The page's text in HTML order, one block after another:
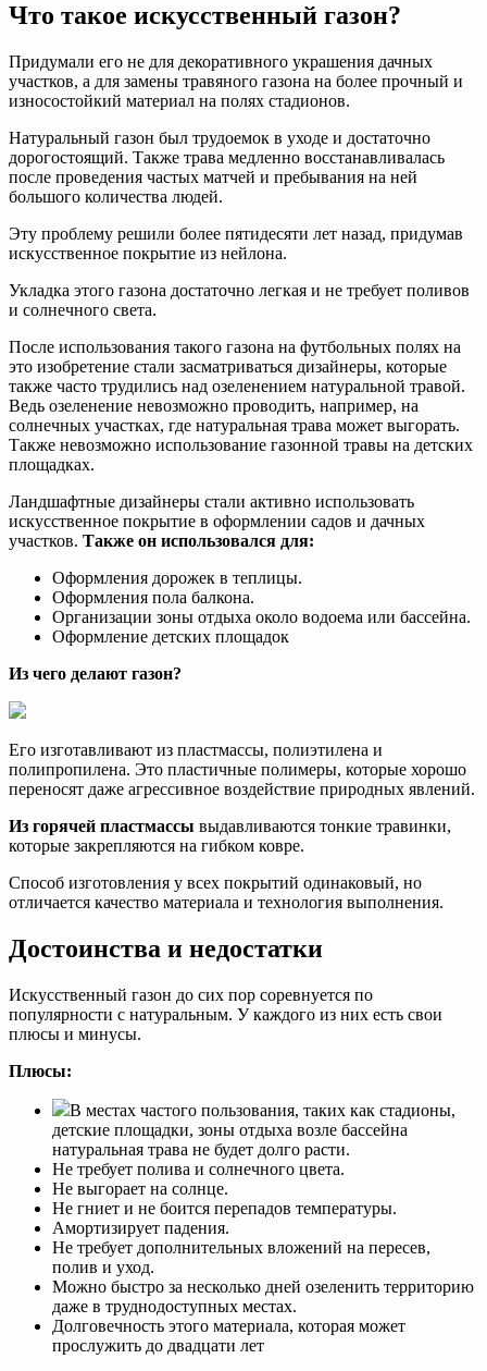
Что такое искусственный газон?
Придумали его не для декоративного украшения дачных
участков, а для замены травяного газона на более прочный и
износостойкий материал на полях стадионов.
Натуральный газон был трудоемок в уходе и достаточно
дорогостоящий. Также трава медленно восстанавливалась
после проведения частых матчей и пребывания на ней
большого количества людей.
Эту проблему решили более пятидесяти лет назад, придумав
искусственное покрытие из нейлона.
Укладка этого газона достаточно легкая и не требует поливов
и солнечного света.
После использования такого газона на футбольных полях на
это изобретение стали засматриваться дизайнеры, которые
также часто трудились над озеленением натуральной травой.
Ведь озеленение невозможно проводить, например, на
солнечных участках, где натуральная трава может выгорать.
Также невозможно использование газонной травы на детских
площадках.
Ландшафтные дизайнеры стали активно использовать
искусственное покрытие в оформлении садов и дачных
участков. Также он использовался для:
Оформления дорожек в теплицы.
Оформления пола балкона.
Организации зоны отдыха около водоема или бассейна.
Оформление детских площадок
Из чего делают газон?
Его изготавливают из пластмассы, полиэтилена и
полипропилена. Это пластичные полимеры, которые хорошо
переносят даже агрессивное воздействие природных явлений.
Из горячей пластмассы выдавливаются тонкие травинки,
которые закрепляются на гибком ковре.
Способ изготовления у всех покрытий одинаковый, но
отличается качество материала и технология выполнения.
Достоинства и недостатки
Искусственный газон до сих пор соревнуется по
популярности с натуральным. У каждого из них есть свои
плюсы и минусы.
Плюсы:
В местах частого пользования, таких как стадионы,
детские площадки, зоны отдыха возле бассейна
натуральная трава не будет долго расти.
Не требует полива и солнечного цвета.
Не выгорает на солнце.
Не гниет и не боится перепадов температуры.
Амортизирует падения.
Не требует дополнительных вложений на пересев,
полив и уход.
Можно быстро за несколько дней озеленить территорию
даже в труднодоступных местах.
Долговечность этого материала, которая может
прослужить до двадцати лет